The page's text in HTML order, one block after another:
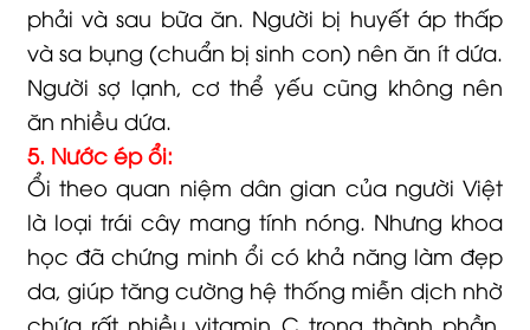
phải và sau bữa ăn. Người bị huyết áp thấp
và sa bụng (chuẩn bị sinh con) nên ăn ít dứa.
Người sợ lạnh, cơ thể yếu cũng không nên
ăn nhiều dứa.
5. Nước ép ổi:
Ổi theo quan niệm dân gian của người Việt
là loại trái cây mang tính nóng. Nhưng khoa
học đã chứng minh ổi có khả năng làm đẹp
da, giúp tăng cường hệ thống miễn dịch nhờ
chứa rất nhiều vitamin C trong thành phần.